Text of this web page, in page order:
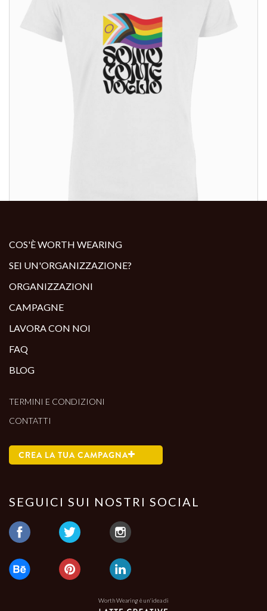
COS'È WORTH WEARING
SEI UN'ORGANIZZAZIONE?
ORGANIZZAZIONI
CAMPAGNE
LAVORA CON NOI
FAQ
BLOG
TERMINI E CONDIZIONI
CONTATTI
CREA LA TUA CAMPAGNA
SEGUICI SUI NOSTRI SOCIAL
Worth Wearing è un'idea di